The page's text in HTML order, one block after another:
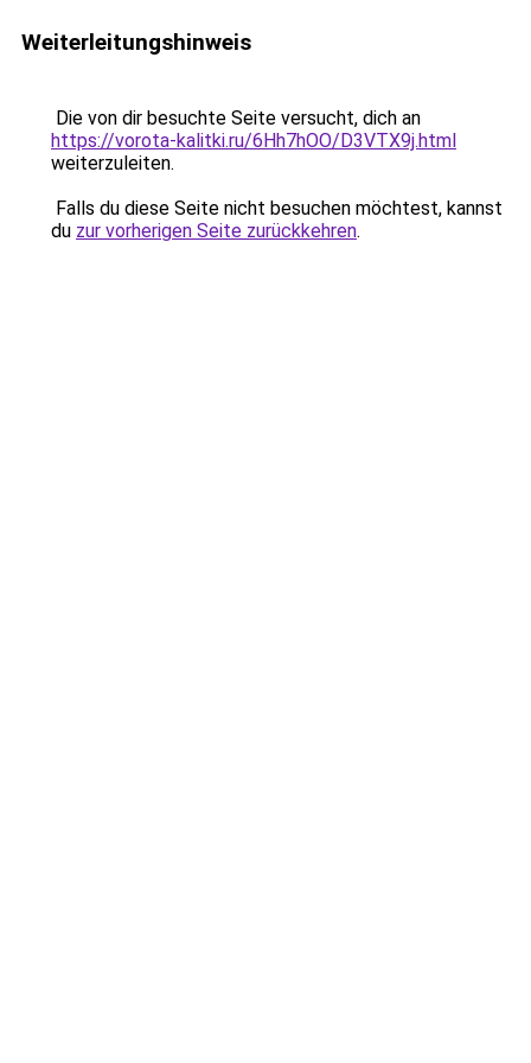
Weiterleitungshinweis
Die von dir besuchte Seite versucht, dich an
https://vorota-kalitki.ru/6Hh7hOO/D3VTX9j.html
weiterzuleiten.
Falls du diese Seite nicht besuchen möchtest, kannst
du zur vorherigen Seite zurückkehren.